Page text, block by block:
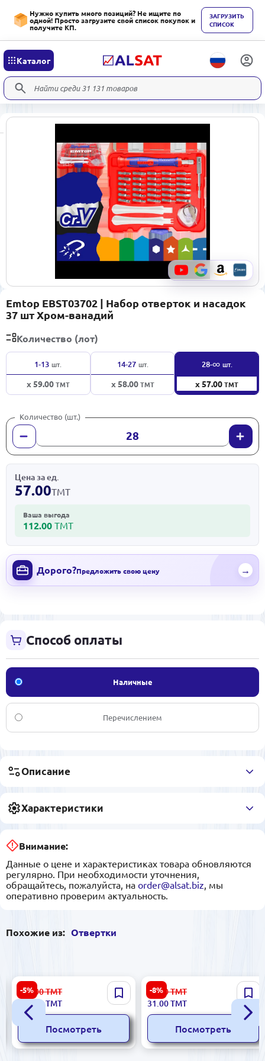
Нужно купить много позиций? Не ищите по
одной! Просто загрузите свой список покупок и
получите КП.
ЗАГРУЗИТЬ
СПИСОК
Каталог
Emtop EBST03702 | Набор отверток и насадок
37 шт Хром-ванадий
Количество (лот)
1-13 шт.
x 59.00ТМТ
14-27 шт.
x 58.00ТМТ
28-∞ шт.
x 57.00ТМТ
Количество (шт.)
Цена за ед.
57.00ТМТ
Ваша выгода
112.00 ТМТ
Дорого?Предложить свою цену →
Способ оплаты
Наличные
Перечислением
Описание
Характеристики
Внимание:
Данные о цене и характеристиках товара обновляются
регулярно. При необходимости уточнения,
обращайтесь, пожалуйста, на order@alsat.biz , мы
оперативно проверим актуальность.
Похожие из: Отвертки
-5%
Профессиональный набор
отверток Ingco HKSDS0828,
8 предметов
135.00ТМТ
128.00ТМТ
Посмотреть
-8%
Ronix RH-2891 | Отвертка
3x200 мм Хром-ванадиевая
сталь
34.00ТМТ
31.00ТМТ
Посмотреть